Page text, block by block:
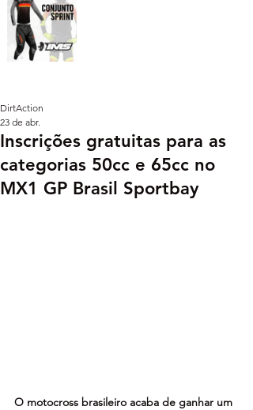
Inscrições gratuitas para as
categorias 50cc e 65cc no
MX1 GP Brasil Sportbay
DirtAction
23 de abr.
O motocross brasileiro acaba de ganhar um